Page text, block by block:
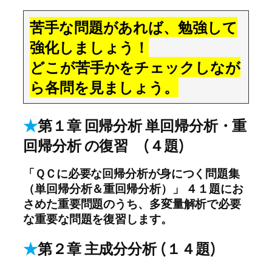
苦手な問題があれば、勉強して
強化しましょう！
どこが苦手かをチェックしなが
ら各問を見ましょう。
★第１章 回帰分析 単回帰分析・重
回帰分析 の復習 (４題)
「ＱＣに必要な回帰分析が身につく問題集
（単回帰分析＆重回帰分析）」 ４１題にお
さめた重要問題のうち、多変量解析で必要
な重要な問題を復習します。
★第２章 主成分分析 (１４題)